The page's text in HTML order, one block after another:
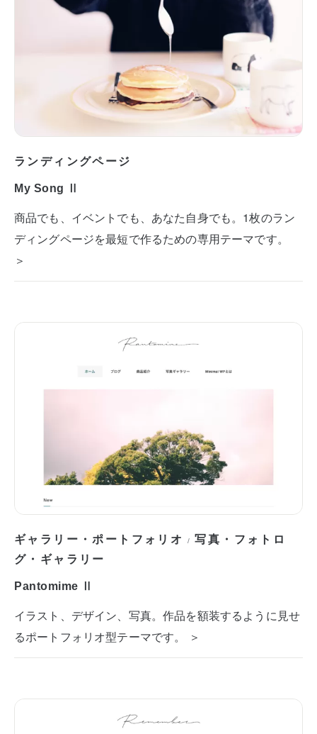
ランディングページ
My Song Ⅱ
商品でも、イベントでも、あなた自身でも。1枚のラン
ディングページを最短で作るための専用テーマです。
＞
ギャラリー・ポートフォリオ /写真・フォトロ
グ・ギャラリー
Pantomime Ⅱ
イラスト、デザイン、写真。作品を額装するように見せ
るポートフォリオ型テーマです。 ＞